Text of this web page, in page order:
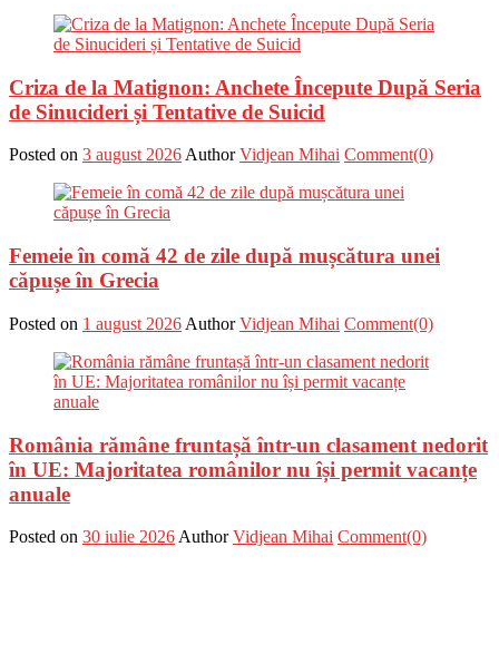
Criza de la Matignon: Anchete Începute După Seria
de Sinucideri și Tentative de Suicid
Posted on 3 august 2026Author Vidjean Mihai Comment(0)
Femeie în comă 42 de zile după mușcătura unei
căpușe în Grecia
Posted on 1 august 2026 Author Vidjean Mihai Comment(0)
România rămâne fruntașă într-un clasament nedorit
în UE: Majoritatea românilor nu își permit vacanțe
anuale
Posted on 30 iulie 2026 Author Vidjean Mihai Comment(0)